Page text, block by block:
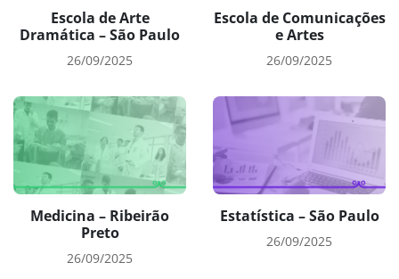
Escola de Arte
Dramática – São Paulo
26/09/2025
Escola de Comunicações
e Artes
26/09/2025
Medicina – Ribeirão
Preto
26/09/2025
Estatística – São Paulo
26/09/2025